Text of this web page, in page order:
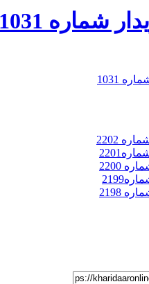
شماره 1031
1031
2202
2200
2198